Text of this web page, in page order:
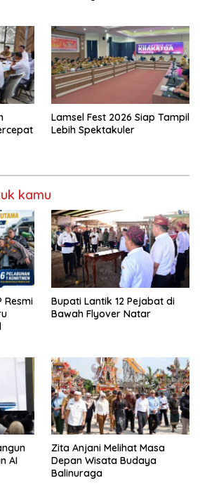
Lamsel Fest 2026 Siap Tampil
Lebih Spektakuler
kamu
Resmi
Bupati Lantik 12 Pejabat di
Bawah Flyover Natar
AI
Zita Anjani Melihat Masa
Depan Wisata Budaya
Balinuraga